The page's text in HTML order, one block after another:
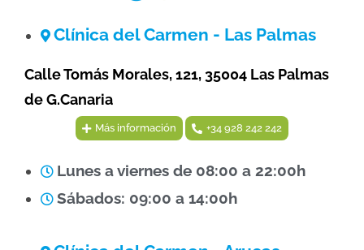
Clínica del Carmen - Las Palmas
Calle Tomás Morales, 121, 35004 Las Palmas
de G.Canaria
Más información +34 928 242 242
Lunes a viernes de 08:00 a 22:00h
Sábados: 09:00 a 14:00h